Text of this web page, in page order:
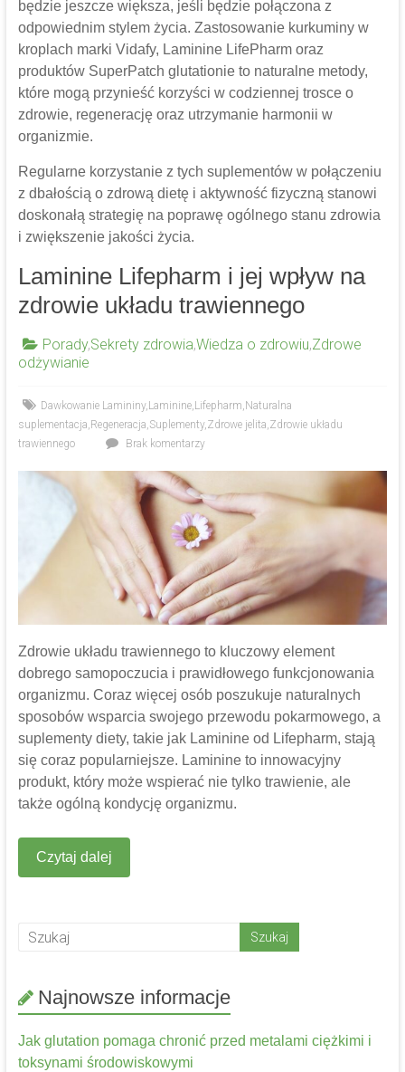
będzie jeszcze większa, jeśli będzie połączona z
odpowiednim stylem życia. Zastosowanie kurkuminy w
kroplach marki Vidafy, Laminine LifePharm oraz
produktów SuperPatch glutationie to naturalne metody,
które mogą przynieść korzyści w codziennej trosce o
zdrowie, regenerację oraz utrzymanie harmonii w
organizmie.
Regularne korzystanie z tych suplementów w połączeniu
z dbałością o zdrową dietę i aktywność fizyczną stanowi
doskonałą strategię na poprawę ogólnego stanu zdrowia
i zwiększenie jakości życia.
Laminine Lifepharm i jej wpływ na
zdrowie układu trawiennego
Porady,Sekrety zdrowia,Wiedza o zdrowiu,Zdrowe
odżywianie
Dawkowanie Lamininy, Laminine, Lifepharm, Naturalna
suplementacja, Regeneracja,Suplementy,Zdrowe jelita,Zdrowie układu
trawiennego
Brak komentarzy
Zdrowie układu trawiennego to kluczowy element
dobrego samopoczucia i prawidłowego funkcjonowania
organizmu. Coraz więcej osób poszukuje naturalnych
sposobów wsparcia swojego przewodu pokarmowego, a
suplementy diety, takie jak Laminine od Lifepharm, stają
się coraz popularniejsze. Laminine to innowacyjny
produkt, który może wspierać nie tylko trawienie, ale
także ogólną kondycję organizmu.
Czytaj dalej
Najnowsze informacje
Jak glutation pomaga chronić przed metalami ciężkimi i
toksynami środowiskowymi